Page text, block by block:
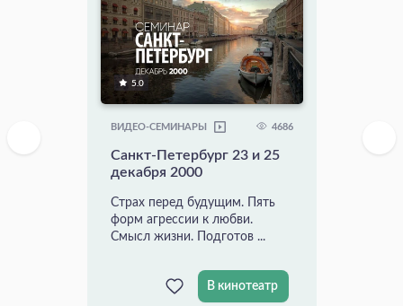
5.0
ВИДЕО-СЕМИНАРЫ 4686
Санкт-Петербург 23 и 25
декабря 2000
Страх перед будущим. Пять
форм агрессии к любви.
Смысл жизни. Подготов ...
В кинотеатр